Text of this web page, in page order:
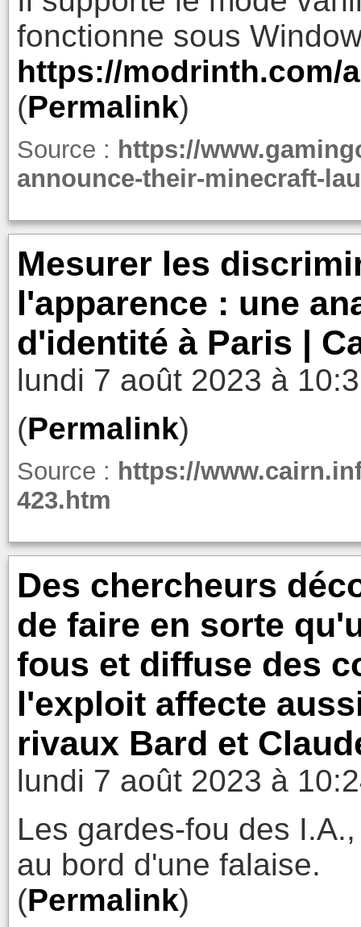
fonctionne sous
https://modrinth.com/
(Permalink)
Source : https://
announce-their-minecraft-
Mesurer les
l'apparence : une
d'identité à Paris |
lundi 7 août 2023 à
(Permalink)
Source : https://
423.htm
Des chercheurs
de faire en sorte
fous et diffuse des
l'exploit affecte
rivaux Bard et
lundi 7 août 2023 à
Les gardes-fou des
au bord d'une falaise.
(Permalink)